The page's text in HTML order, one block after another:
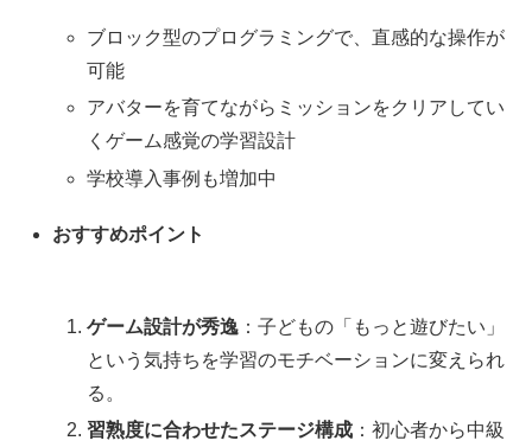
ブロック型のプログラミングで、直感的な操作が
可能
アバターを育てながらミッションをクリアしてい
くゲーム感覚の学習設計
学校導入事例も増加中
おすすめポイント
ゲーム設計が秀逸 ：子どもの「もっと遊びたい」
という気持ちを学習のモチベーションに変えられ
る。
習熟度に合わせたステージ構成 ：初心者から中級